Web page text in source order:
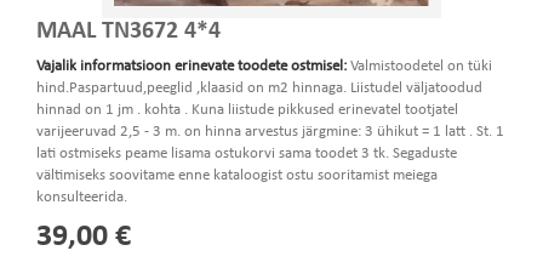
MAAL TN3672 4*4
Vajalik informatsioon erinevate toodete ostmisel: Valmistoodetel on tüki
hind.Paspartuud,peeglid ,klaasid on m2 hinnaga. Liistudel väljatoodud
hinnad on 1 jm . kohta . Kuna liistude pikkused erinevatel tootjatel
varijeeruvad 2,5 - 3 m. on hinna arvestus järgmine: 3 ühikut = 1 latt . St. 1
lati ostmiseks peame lisama ostukorvi sama toodet 3 tk. Segaduste
vältimiseks soovitame enne kataloogist ostu sooritamist meiega
konsulteerida.
39,00 €